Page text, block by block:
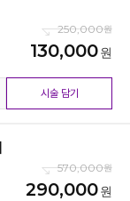
250,000
130,000
시술 담기
570,000
290,000